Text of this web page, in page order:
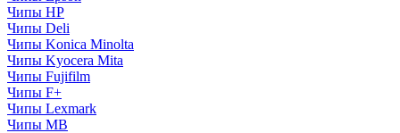
Чипы HP
Чипы Deli
Чипы Konica Minolta
Чипы Kyocera Mita
Чипы Fujifilm
Чипы F+
Чипы Lexmark
Чипы MB